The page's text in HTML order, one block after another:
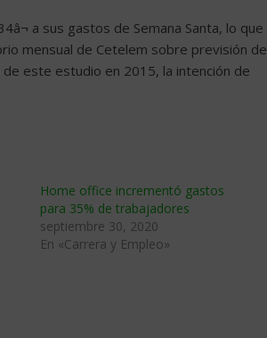
a sus gastos de Semana Santa, lo que
mensual de Cetelem sobre previsión de
este estudio en 2015, la intención de
Home office incrementó gastos
para 35% de trabajadores
septiembre 30, 2020
En «Carrera y Empleo»